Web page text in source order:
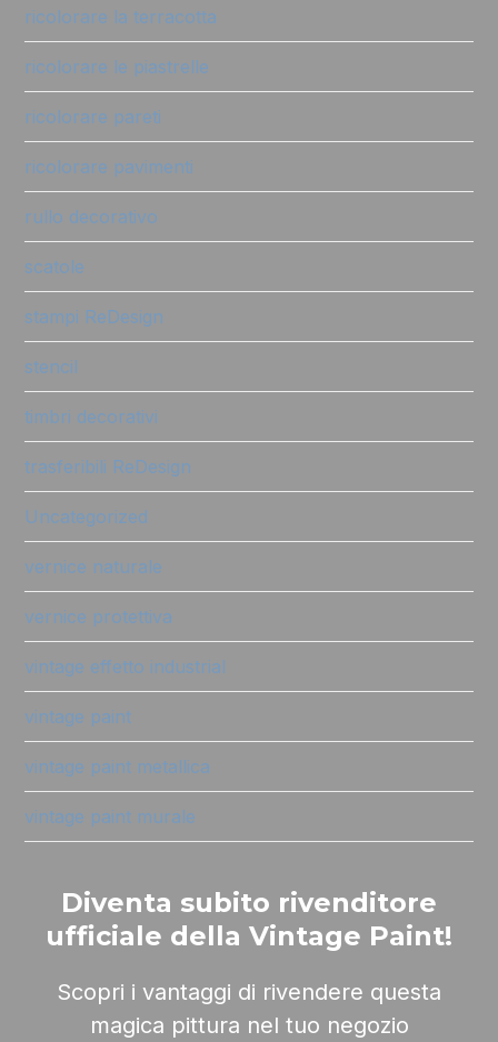
ricolorare la terracotta
ricolorare le piastrelle
ricolorare pareti
ricolorare pavimenti
rullo decorativo
scatole
stampi ReDesign
stencil
timbri decorativi
trasferibili ReDesign
Uncategorized
vernice naturale
vernice protettiva
vintage effetto industrial
vintage paint
vintage paint metallica
vintage paint murale
Diventa subito rivenditore
ufficiale della Vintage Paint!
Scopri i vantaggi di rivendere questa
magica pittura nel tuo negozio